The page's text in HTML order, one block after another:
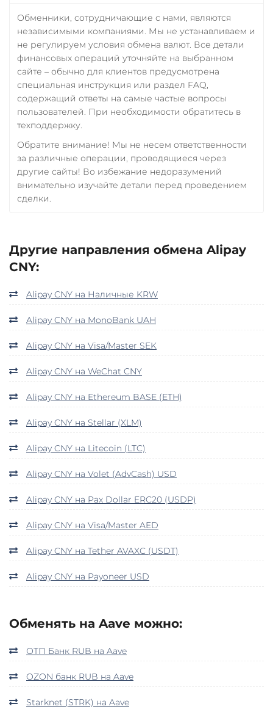
Обменники, сотрудничающие с нами, являются
независимыми компаниями. Мы не устанавливаем и
не регулируем условия обмена валют. Все детали
финансовых операций уточняйте на выбранном
сайте – обычно для клиентов предусмотрена
специальная инструкция или раздел FAQ,
содержащий ответы на самые частые вопросы
пользователей. При необходимости обратитесь в
техподдержку.
Обратите внимание! Мы не несем ответственности
за различные операции, проводящиеся через
другие сайты! Во избежание недоразумений
внимательно изучайте детали перед проведением
сделки.
Другие направления обмена Alipay
CNY:
Alipay CNY на Наличные KRW
Alipay CNY на MonoBank UAH
Alipay CNY на Visa/Master SEK
Alipay CNY на WeChat CNY
Alipay CNY на Ethereum BASE (ETH)
Alipay CNY на Stellar (XLM)
Alipay CNY на Litecoin (LTC)
Alipay CNY на Volet (AdvCash) USD
Alipay CNY на Pax Dollar ERC20 (USDP)
Alipay CNY на Visa/Master AED
Alipay CNY на Tether AVAXC (USDT)
Alipay CNY на Payoneer USD
Обменять на Aave можно:
ОТП Банк RUB на Aave
OZON банк RUB на Aave
Starknet (STRK) на Aave